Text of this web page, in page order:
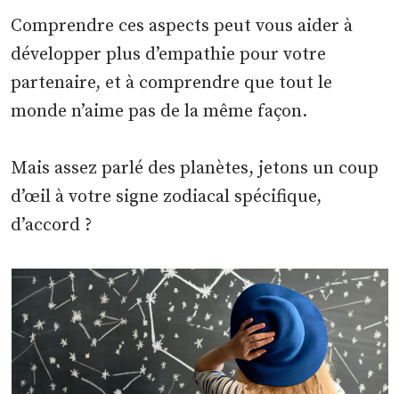
Comprendre ces aspects peut vous aider à
développer plus d’empathie pour votre
partenaire, et à comprendre que tout le
monde n’aime pas de la même façon.
Mais assez parlé des planètes, jetons un coup
d’œil à votre signe zodiacal spécifique,
d’accord ?